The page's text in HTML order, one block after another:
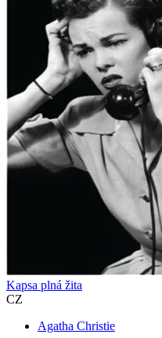
Kapsa plná žita
CZ
Agatha Christie